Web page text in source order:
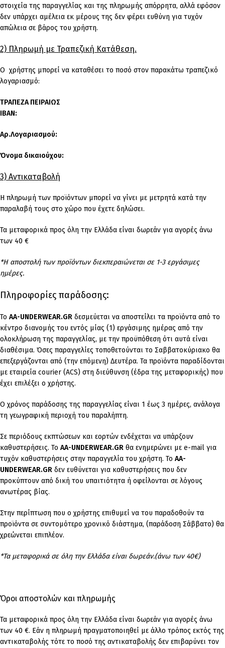
στοιχεία της παραγγελίας και της πληρωμής απόρρητα, αλλά εφόσον
δεν υπάρχει αμέλεια εκ μέρους της δεν φέρει ευθύνη για τυχόν
απώλεια σε βάρος του χρήστη.
2) Πληρωμή με Τραπεζική Κατάθεση.
Ο χρήστης μπορεί να καταθέσει το ποσό στον παρακάτω τραπεζικό
λογαριασμό:
ΤΡΑΠΕΖΑ ΠΕΙΡΑΙΩΣ
IBAN:
Αρ.Λογαριασμού:
Όνομα δικαιούχου:
3) Αντικαταβολή
Η πληρωμή των προϊόντων μπορεί να γίνει με μετρητά κατά την
παραλαβή τους στο χώρο που έχετε δηλώσει.
Τα μεταφορικά προς όλη την Ελλάδα είναι δωρεάν για αγορές άνω
των 40 €
*Η αποστολή των προϊόντων διεκπεραιώνεται σε 1-3 εργάσιμες
ημέρες.
Πληροφορίες παράδοσης:
To AA-UNDERWEAR.GR δεσμεύεται να αποστείλει τα προϊόντα από το
κέντρο διανομής του εντός μίας (1) εργάσιμης ημέρας από την
ολοκλήρωση της παραγγελίας, με την προϋπόθεση ότι αυτά είναι
διαθέσιμα. Όσες παραγγελίες τοποθετούνται το Σαββατοκύριακο θα
επεξεργάζονται από (την επόμενη) Δευτέρα. Τα προϊόντα παραδίδονται
με εταιρεία courier (ACS) στη διεύθυνση (έδρα της μεταφορικής) που
έχει επιλέξει ο χρήστης.
Ο χρόνος παράδοσης της παραγγελίας είναι 1 έως 3 ημέρες, ανάλογα
τη γεωγραφική περιοχή του παραλήπτη.
Σε περιόδους εκπτώσεων και εορτών ενδέχεται να υπάρξουν
καθυστερήσεις. Το AA-UNDERWEAR.GR θα ενημερώνει με e-mail για
τυχόν καθυστερήσεις στην παραγγελία του χρήστη. Το AA-
UNDERWEAR.GR δεν ευθύνεται για καθυστερήσεις που δεν
προκύπτουν από δική του υπαιτιότητα ή οφείλονται σε λόγους
ανωτέρας βίας.
Στην περίπτωση που ο χρήστης επιθυμεί να του παραδοθούν τα
προϊόντα σε συντομότερο χρονικό διάστημα, (παράδοση Σάββατο) θα
χρεώνεται επιπλέον.
*Τα μεταφορικά σε όλη την Ελλάδα είναι δωρεάν.(άνω των 40€)
Όροι αποστολών και πληρωμής
Τα μεταφορικά προς όλη την Ελλάδα είναι δωρεάν για αγορές άνω
των 40 €. Εάν η πληρωμή πραγματοποιηθεί με άλλο τρόπος εκτός της
αντικαταβολής τότε το ποσό της αντικαταβολής δεν επιβαρύνει τον